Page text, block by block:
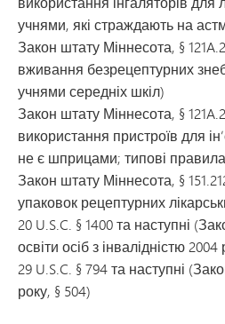
учнями, які страждають на
Закон штату Міннесота, §
вживання безрецептурних
учнями середніх шкіл)
Закон штату Міннесота, §
використання пристроїв для
не є шприцами; типові
Закон штату Міннесота, §
упаковок рецептурних
20 U.S.C. § 1400 та наступні
освіти осіб з інвалідністю 2004
29 U.S.C. § 794 та наступні
року, § 504)